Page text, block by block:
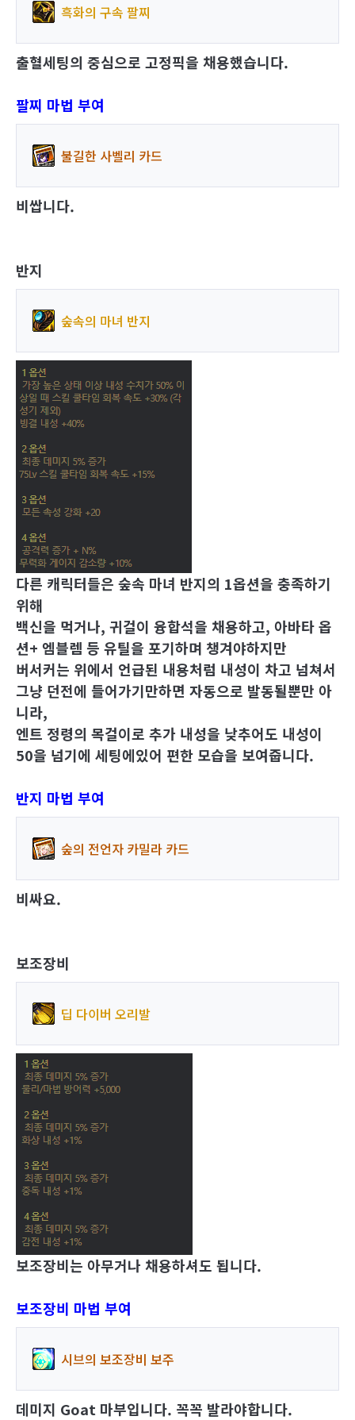
흑화의 구속 팔찌
출혈세팅의 중심으로 고정픽을 채용했습니다.
팔찌 마법 부여
불길한 사벨리 카드
비쌉니다.
반지
숲속의 마녀 반지
다른 캐릭터들은 숲속 마녀 반지의 1옵션을 충족하기
위해
백신을 먹거나, 귀걸이 융합석을 채용하고, 아바타 옵
션+ 엠블렘 등 유틸을 포기하며 챙겨야하지만
버서커는 위에서 언급된 내용처럼 내성이 차고 넘쳐서
그냥 던전에 들어가기만하면 자동으로 발동될뿐만 아
니라,
엔트 정령의 목걸이로 추가 내성을 낮추어도 내성이
50을 넘기에 세팅에있어 편한 모습을 보여줍니다.
반지 마법 부여
숲의 전언자 카밀라 카드
비싸요.
보조장비
딥 다이버 오리발
보조장비는 아무거나 채용하셔도 됩니다.
보조장비 마법 부여
시브의 보조장비 보주
데미지 Goat 마부입니다. 꼭꼭 발라야합니다.